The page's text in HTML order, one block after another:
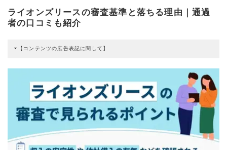
ライオンズリースの審査基準と落ちる理由｜通過
者の口コミも紹介
【コンテンツの広告表記に関して】
すると弊社に対して企業から紹介報酬が支払われるという収益モデルです。 た
だし、特定の商品を根拠なくPRするものではなく、当編集部の調査／ユーザー
への口コミ収集などに基づき、公平性を担保した情報提供を行っています。
>提携企業一覧